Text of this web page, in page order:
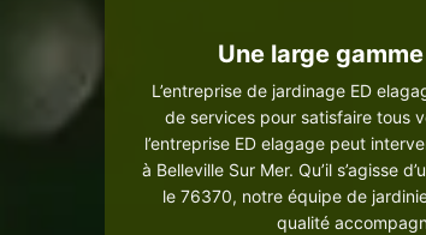
Une large
L’entreprise de jardinage ED
de services pour satisfaire tous
l’entreprise ED elagage peut
à Belleville Sur Mer. Qu’il s’agisse
le 76370, notre équipe de
qualité